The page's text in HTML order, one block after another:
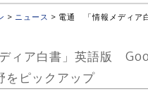
> ニュース > 電通 「情報メディア
ィア白書」英語版
をピックアップ